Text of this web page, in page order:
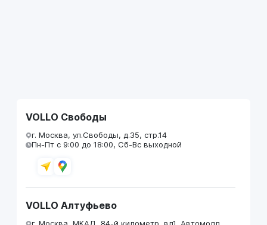
VOLLO Свободы
г. Москва, ул.Свободы, д.35, стр.14
Пн-Пт с 9:00 до 18:00, Сб-Вс выходной
VOLLO Алтуфьево